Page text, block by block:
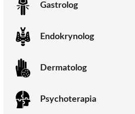
Gastrolog
Endokrynolog
Dermatolog
Psychoterapia